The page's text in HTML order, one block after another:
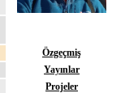
Özgeçmiş
Yayınlar
Projeler